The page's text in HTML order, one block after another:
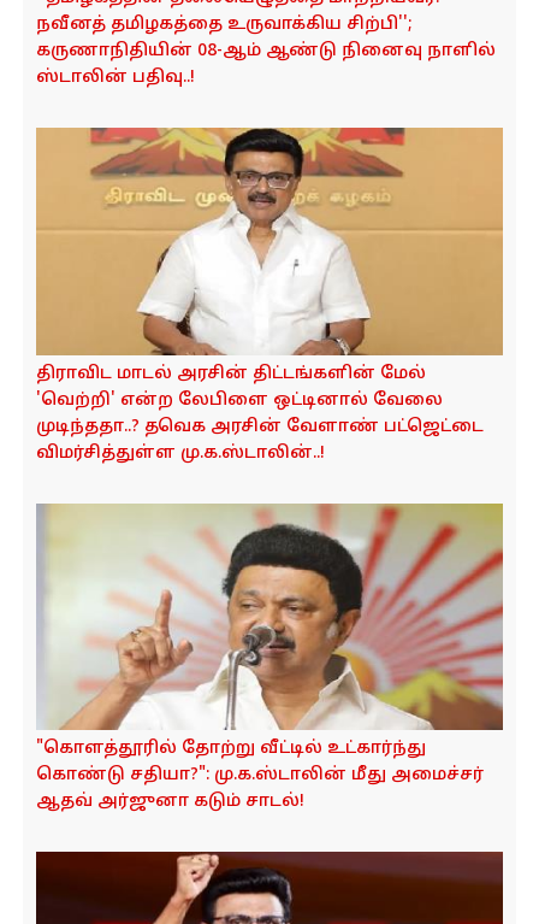
n
நவீனத் தமிழகத்தை உருவாக்கிய சிற்பி'';
கருணாநிதியின் 08-ஆம் ஆண்டு நினைவு நாளில்
ஸ்டாலின் பதிவு..!
திராவிட மாடல் அரசின் திட்டங்களின் மேல்
'வெற்றி' என்ற லேபிளை ஒட்டினால் வேலை
முடிந்ததா..? தவெக அரசின் வேளாண் பட்ஜெட்டை
விமர்சித்துள்ள மு.க.ஸ்டாலின்..!
"கொளத்தூரில் தோற்று வீட்டில் உட்கார்ந்து
கொண்டு சதியா?": மு.க.ஸ்டாலின் மீது அமைச்சர்
ஆதவ் அர்ஜுனா கடும் சாடல்!